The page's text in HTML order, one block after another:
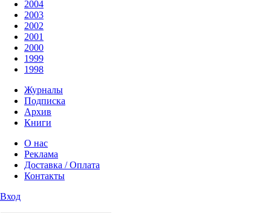
2004
2003
2002
2001
2000
1999
1998
Журналы
Подписка
Архив
Книги
О нас
Реклама
Доставка / Оплата
Контакты
Вход